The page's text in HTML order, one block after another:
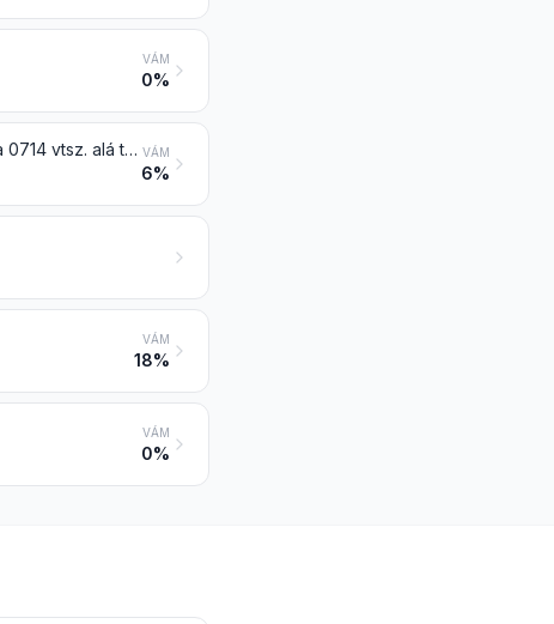
VÁM
0%
Liszt, dara és por a 0713 vtsz. alá tartozó szárított hüvelyes zöldségből, a 0714 vtsz. alá tartozó szágóból vagy gyökérből vagy gumóból vagy a 8. árucsoportba tartozó termékekből VÁM
6%
VÁM
18%
VÁM
0%